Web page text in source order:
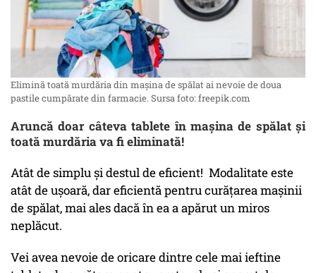
Elimină toată murdăria din mașina de spălat ai nevoie de doua
pastile cumpărate din farmacie. Sursa foto: freepik.com
Aruncă doar câteva tablete în mașina de spălat și
toată murdăria va fi eliminată!
Atât de simplu și destul de eficient! Modalitate este
atât de ușoară, dar eficientă pentru curățarea mașinii
de spălat, mai ales dacă în ea a apărut un miros
neplăcut.
Vei avea nevoie de oricare dintre cele mai ieftine